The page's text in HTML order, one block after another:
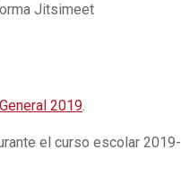
Jitsimeet
2019.
el curso escolar 2019-